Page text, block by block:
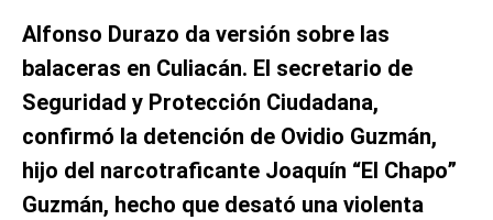
Alfonso Durazo da versión sobre las
balaceras en Culiacán. El secretario de
Seguridad y Protección Ciudadana,
confirmó la detención de Ovidio Guzmán,
hijo del narcotraficante Joaquín “El Chapo”
Guzmán, hecho que desató una violenta